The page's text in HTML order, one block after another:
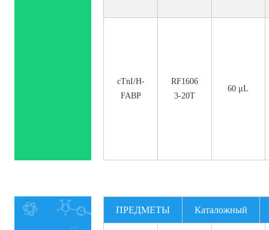
cTnI/H-
FABP
RF1606
3-20T
60 μL
ПРЕДМЕТЫ Каталожный